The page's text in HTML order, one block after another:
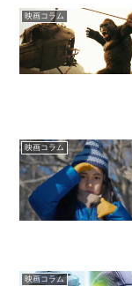
映画コラム
映画コラム
映画コラム